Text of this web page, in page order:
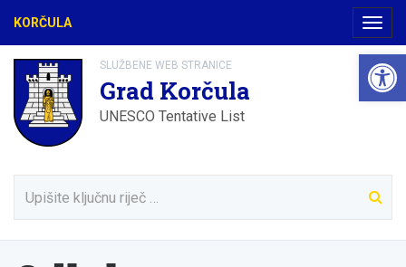
KORČULA
SLUŽBENE WEB STRANICE
Grad Korčula
UNESCO Tentative List